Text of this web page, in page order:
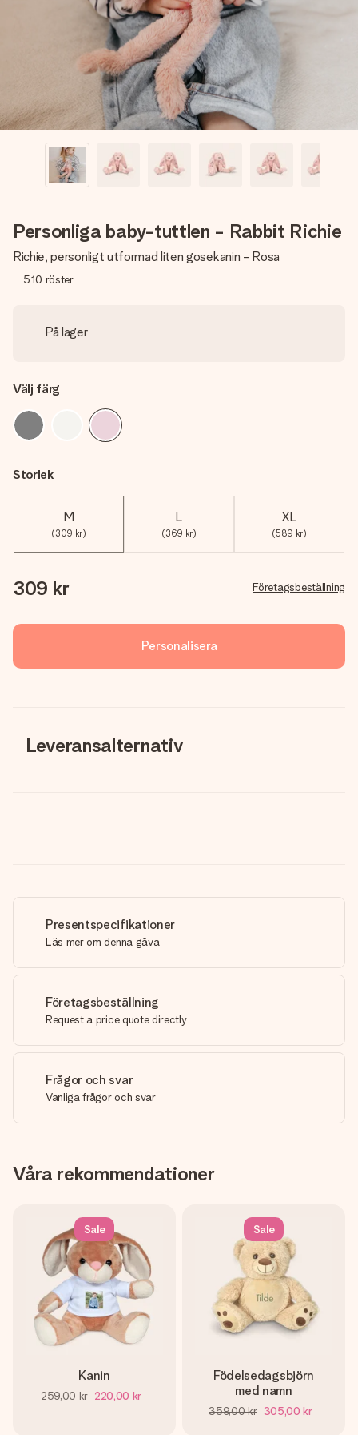
namn, ditt foto eller ett meddelande som verkligen berör
hennes hjärta. Inget krångel, bara med all kärlek för stunden.
Personliga baby-tuttlen - Rabbit Richie
Richie, personligt utformad liten gosekanin - Rosa
510 röster
På lager
Välj färg
Storlek
M
(309 kr)
L
(369 kr)
XL
(589 kr)
309 kr Företagsbeställning
Personalisera
Leveransalternativ
Presentspecifikationer
Läs mer om denna gåva
Företagsbeställning
Request a price quote directly
Frågor och svar
Vanliga frågor och svar
Våra rekommendationer
Sale
Kanin
259,00 kr 220,00 kr
Sale
Födelsedagsbjörn
med namn
359,00 kr 305,00 kr